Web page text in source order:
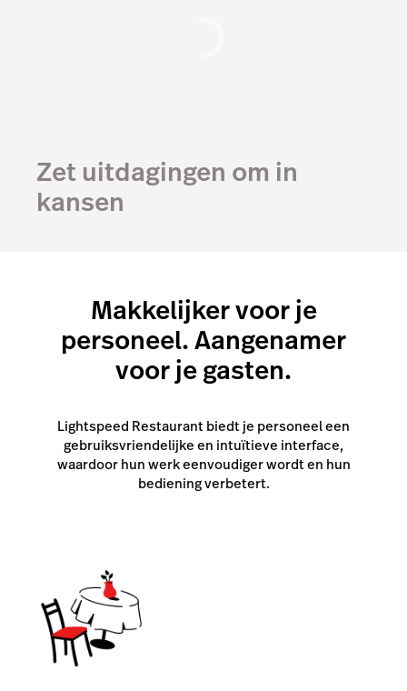
Zet uitdagingen om in
kansen
workflows en automatisering tot waardevolle
inzichten voor je volgende stap.
Makkelijker voor je
personeel. Aangenamer
voor je gasten.
Lightspeed Restaurant biedt je personeel een
gebruiksvriendelijke en intuïtieve interface,
waardoor hun werk eenvoudiger wordt en hun
bediening verbetert.